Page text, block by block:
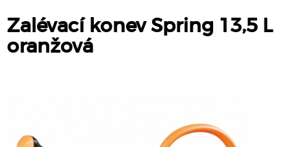
Zalévací konev Spring 13,5 L
oranžová